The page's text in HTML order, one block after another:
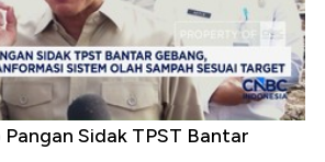
Sidak TPST Bantar